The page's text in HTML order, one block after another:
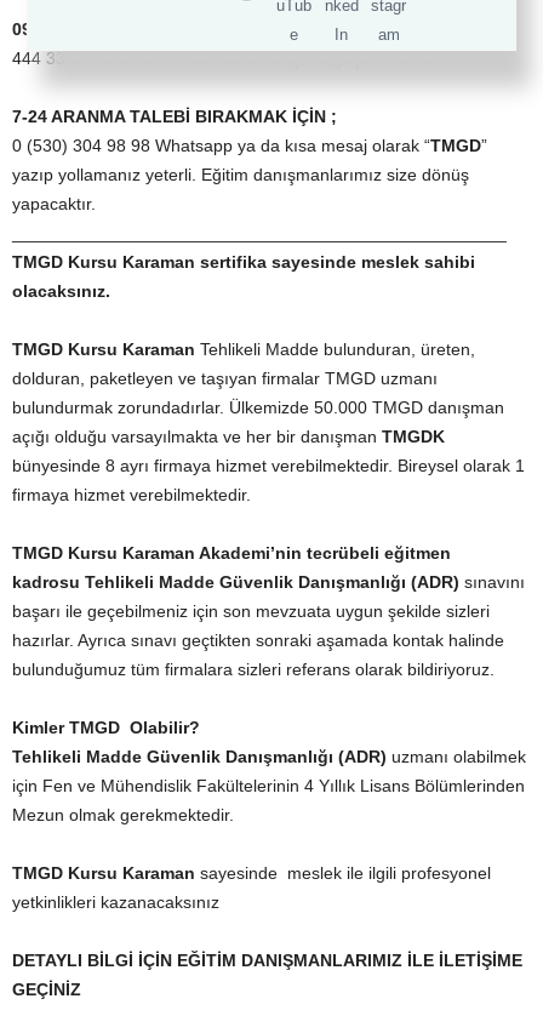
09:00 – 19:00 SAATLERİ ARASINDA İLETİŞİM İÇİN
444 33 07 No’lu telefondan direk iletişime geçebilirsiniz.
7-24 ARANMA TALEBİ BIRAKMAK İÇİN ;
0 (530) 304 98 98 Whatsapp ya da kısa mesaj olarak “TMGD”
yazıp yollamanız yeterli. Eğitim danışmanlarımız size dönüş
yapacaktır.
TMGD Kursu Karaman sertifika sayesinde meslek sahibi
olacaksınız.
TMGD Kursu Karaman Tehlikeli Madde bulunduran, üreten,
dolduran, paketleyen ve taşıyan firmalar TMGD uzmanı
bulundurmak zorundadırlar. Ülkemizde 50.000 TMGD danışman
açığı olduğu varsayılmakta ve her bir danışman TMGDK
bünyesinde 8 ayrı firmaya hizmet verebilmektedir. Bireysel olarak 1
firmaya hizmet verebilmektedir.
TMGD Kursu Karaman Akademi’nin tecrübeli eğitmen
kadrosu Tehlikeli Madde Güvenlik Danışmanlığı (ADR) sınavını
başarı ile geçebilmeniz için son mevzuata uygun şekilde sizleri
hazırlar. Ayrıca sınavı geçtikten sonraki aşamada kontak halinde
bulunduğumuz tüm firmalara sizleri referans olarak bildiriyoruz.
Kimler TMGD Olabilir?
Tehlikeli Madde Güvenlik Danışmanlığı (ADR) uzmanı olabilmek
için Fen ve Mühendislik Fakültelerinin 4 Yıllık Lisans Bölümlerinden
Mezun olmak gerekmektedir.
TMGD Kursu Karaman sayesinde meslek ile ilgili profesyonel
yetkinlikleri kazanacaksınız
DETAYLI BİLGİ İÇİN EĞİTİM DANIŞMANLARIMIZ İLE İLETİŞİME
GEÇİNİZ